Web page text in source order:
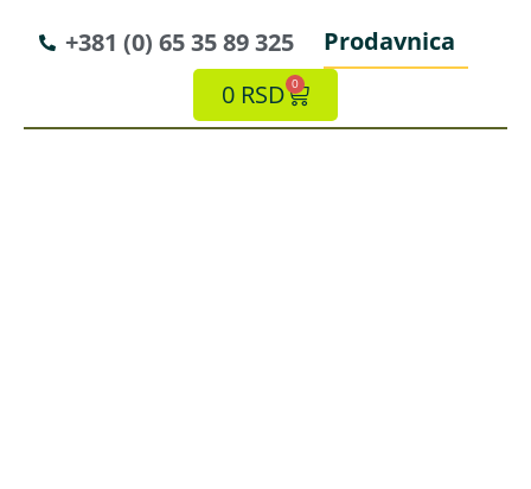
+381 (0) 65 35 89 325
Prodavnica
0 RSD 0